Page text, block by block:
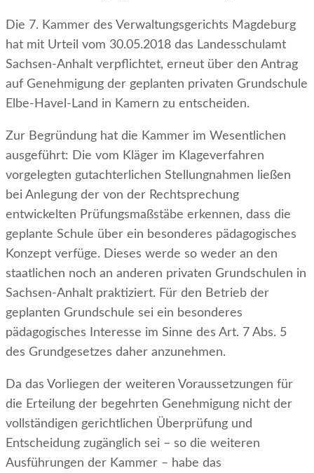
Die 7. Kammer des Verwaltungsgerichts Magdeburg
hat mit Urteil vom 30.05.2018 das Landesschulamt
Sachsen-Anhalt verpflichtet, erneut über den Antrag
auf Genehmigung der geplanten privaten Grundschule
Elbe-Havel-Land in Kamern zu entscheiden.
Zur Begründung hat die Kammer im Wesentlichen
ausgeführt: Die vom Kläger im Klageverfahren
vorgelegten gutachterlichen Stellungnahmen ließen
bei Anlegung der von der Rechtsprechung
entwickelten Prüfungsmaßstäbe erkennen, dass die
geplante Schule über ein besonderes pädagogisches
Konzept verfüge. Dieses werde so weder an den
staatlichen noch an anderen privaten Grundschulen in
Sachsen-Anhalt praktiziert. Für den Betrieb der
geplanten Grundschule sei ein besonderes
pädagogisches Interesse im Sinne des Art. 7 Abs. 5
des Grundgesetzes daher anzunehmen.
Da das Vorliegen der weiteren Voraussetzungen für
die Erteilung der begehrten Genehmigung nicht der
vollständigen gerichtlichen Überprüfung und
Entscheidung zugänglich sei – so die weiteren
Ausführungen der Kammer – habe das